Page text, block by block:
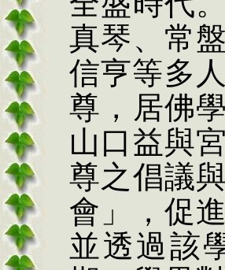
真琴、常
信亨等多
尊，居佛
山口益與
尊之倡議
會」，促
並透過該